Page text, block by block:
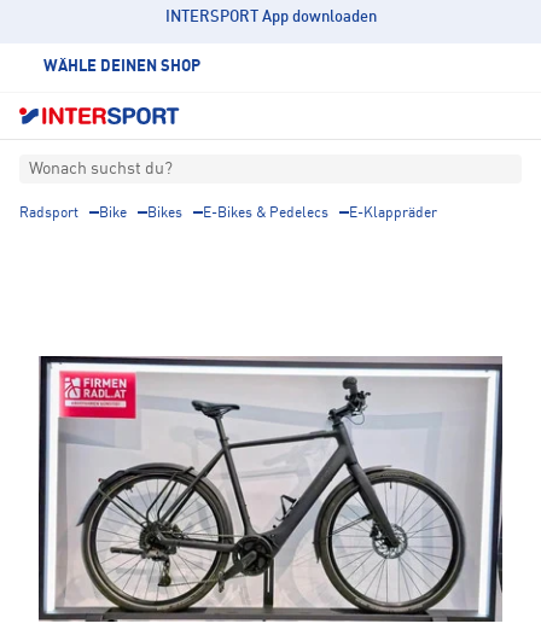
INTERSPORT App downloaden
WÄHLE DEINEN SHOP
Wonach suchst du?
Radsport Bike Bikes E-Bikes & Pedelecs E-Klappräder